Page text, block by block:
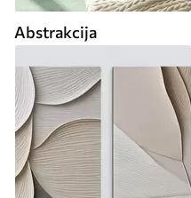
Abstrakcija